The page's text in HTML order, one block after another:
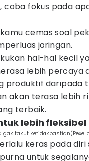
coba fokus pada
kamu cemas soal
jaringan.
hal-hal kecil
lebih percaya
produktif daripada
akan terasa lebih
terbaik.
lebih
takut
keras pada
untuk